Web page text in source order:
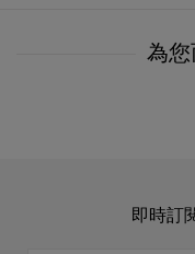
為
即時訂